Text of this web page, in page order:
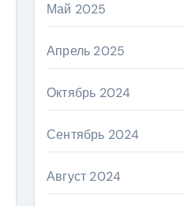
Май 2025
Апрель 2025
Октябрь 2024
Сентябрь 2024
Август 2024